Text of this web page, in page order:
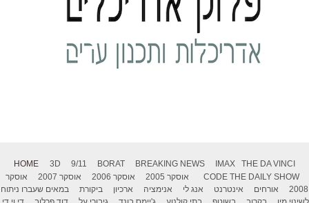
HOME 3D 9/11 BORAT BREAKING NEWS IMAX
THE DA VINCI
CODE THE DAILY SHOW אוסקר 2005 אוסקר 2006 אוסקר 2007
אוסקר
2008
אורחים אינטרנט אנג לי אנימציה ארכיון ביקורת
במאים שעברו ניתוח